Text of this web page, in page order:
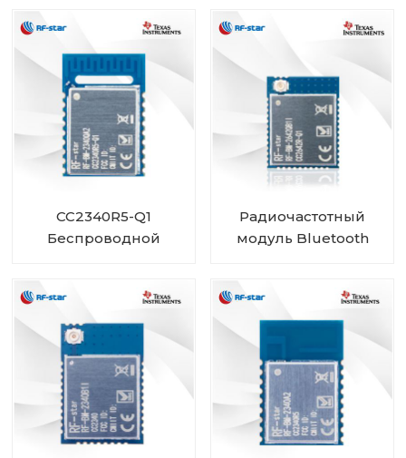
CC2340R5-Q1
Беспроводной
энергопотреблением
RF-BM-2340QB1
Радиочастотный
модуль Bluetooth
класса для
транспортных